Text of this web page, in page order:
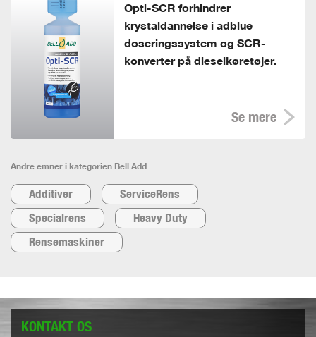
Opti-SCR forhindrer
krystaldannelse i adblue
doseringssystem og SCR-
konverter på dieselkøretøjer.
Se mere
Andre emner i kategorien Bell Add
Additiver
ServiceRens
Specialrens
Heavy Duty
Rensemaskiner
KONTAKT OS